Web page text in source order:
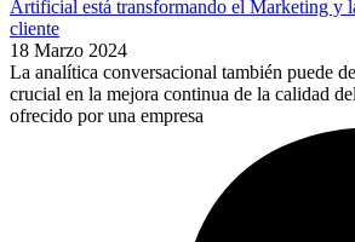
Artificial está transformando el Marketing y
cliente
18 Marzo 2024
La analítica conversacional también puede
crucial en la mejora continua de la calidad
ofrecido por una empresa